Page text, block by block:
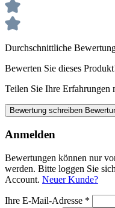
Durchschnittliche
Bewerten Sie dieses
Teilen Sie Ihre Erfahrungen
Bewertung schreiben
Anmelden
Bewertungen können nur
werden. Bitte loggen Sie
Account. Neuer Kunde?
Ihre E-Mail-Adresse *